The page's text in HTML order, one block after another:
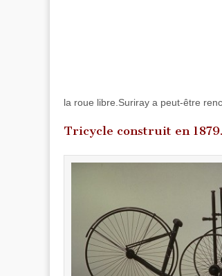
la roue libre.Suriray a peut-être
Tricycle construit en 1879.